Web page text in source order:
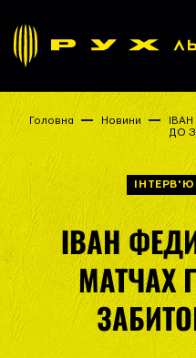
Головна Новини
ДО
ІНТЕРВ'Ю
ІВАН
МАТЧАХ